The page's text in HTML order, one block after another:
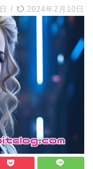
/ 2024年2月10日